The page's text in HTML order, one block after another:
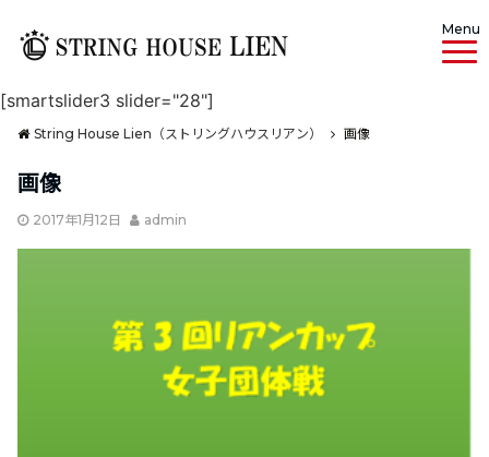
Menu
[smartslider3 slider="28"]
String House Lien（ストリングハウスリアン） 画像
画像
2017年1月12日 admin